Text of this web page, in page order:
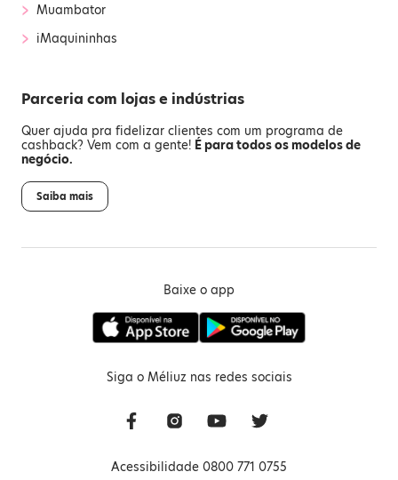
› Muambator
› iMaquininhas
Parceria com lojas e indústrias
Quer ajuda pra fidelizar clientes com um programa de
cashback? Vem com a gente! É para todos os modelos de
negócio.
Saiba mais
Baixe o app
Siga o Méliuz nas redes sociais
Acessibilidade 0800 771 0755